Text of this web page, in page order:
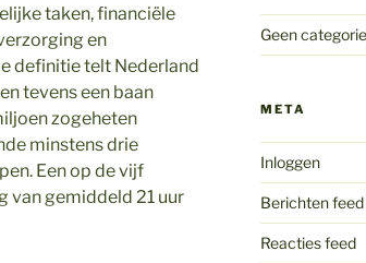
taken, financiële
en
definitie telt Nederland
tevens een baan
zogeheten
minstens drie
Een op de vijf
van gemiddeld 21 uur
Geen categorie
META
Inloggen
Berichten feed
Reacties feed